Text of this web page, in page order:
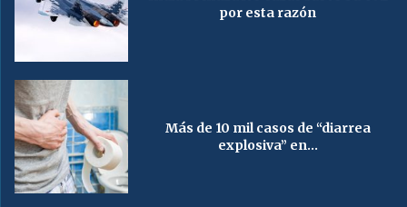
por esta razón
Más de 10 mil casos de “diarrea
explosiva” en...